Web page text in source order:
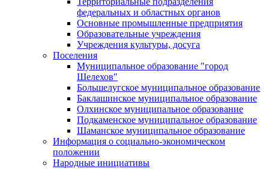
федеральных и областных органов
Основные промышленные предприятия
Образовательные учреждения
Учреждения культуры, досуга
Поселения
Муниципальное образование "город
Шелехов"
Большелугское муниципальное образование
Баклашинское муниципальное образование
Олхинское муниципальное образование
Подкаменское муниципальное образование
Шаманское муниципальное образование
Информация о социально-экономическом
положении
Народные инициативы